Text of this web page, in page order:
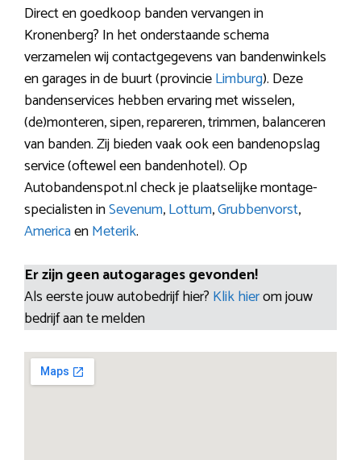
Direct en goedkoop banden vervangen in
Kronenberg? In het onderstaande schema
verzamelen wij contactgegevens van bandenwinkels
en garages in de buurt (provincieLimburg). Deze
bandenservices hebben ervaring met wisselen,
(de)monteren, sipen, repareren, trimmen, balanceren
van banden. Zij bieden vaak ook een bandenopslag
service (oftewel een bandenhotel). Op
Autobandenspot.nl check je plaatselijke montage-
specialisten inSevenum,Lottum,Grubbenvorst,
AmericaenMeterik.
Er zijn geen autogarages gevonden!
Als eerste jouw autobedrijf hier? Klik hierom jouw
bedrijf aan te melden